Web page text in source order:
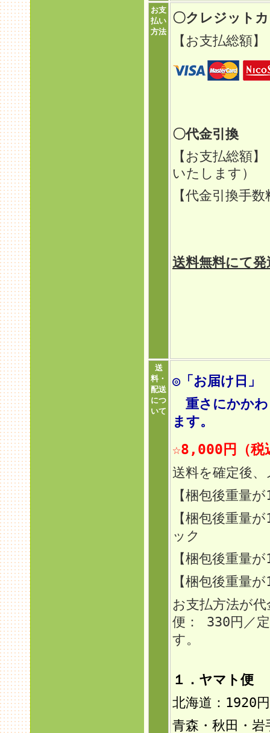
お支
払い
方法
〇クレジット
【お支払総額
〇代金引換
【お支払総額
いたします）
【代金引換
送料無料にて
送
料・
配送
につ
いて
◎「お届け日」
重さにかかわ
ます。
☆8,000円（税
送料を確定後
【梱包後重量
【梱包後重量
ック
【梱包後重量が
【梱包後重量
お支払方法が
便： 330円／
す。
１．ヤマト便
北海道：1920円
青森・秋田・